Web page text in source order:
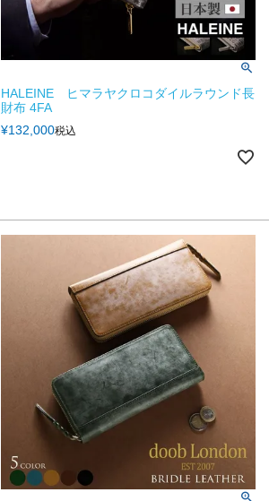
HALEINE ヒマラヤクロコダイルラウンド長
財布 4FA
¥132,000税込